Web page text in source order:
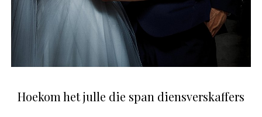
Hoekom het julle die span diensverskaffers